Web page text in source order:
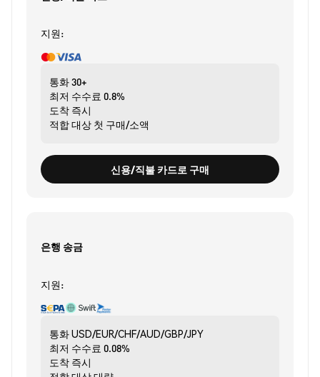
지원:
통화30+
최저 수수료 0.8%
도착 즉시
적합 대상 첫 구매/소액
신용/직불 카드로 구매
은행 송금
지원:
통화USD/EUR/CHF/AUD/GBP/JPY
최저 수수료 0.08%
도착 즉시